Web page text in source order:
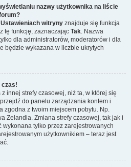
nazwy użytkownika na liście
Ustawieniach witryny znajduje się funkcja
tę funkcję, zaznaczając Tak. Nazwa
dla administratorów, moderatorów i dla
będzie wykazana w liczbie ukrytych
czas!
innej strefy czasowej, niż ta, w której się
do panelu zarządzania kontem i
zgodna z twoim miejscem pobytu. Np.
Zelandia. Zmiana strefy czasowej, tak jak i
tylko przez zarejestrowanych
użytkownikiem – teraz jest